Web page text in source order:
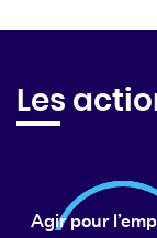
Les
Agir pour